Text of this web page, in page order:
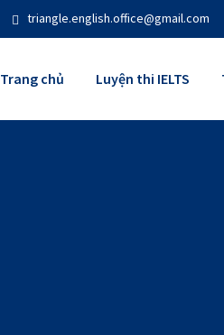
triangle.english.office@gmail.com
Trang chủ Luyện thi IELTS